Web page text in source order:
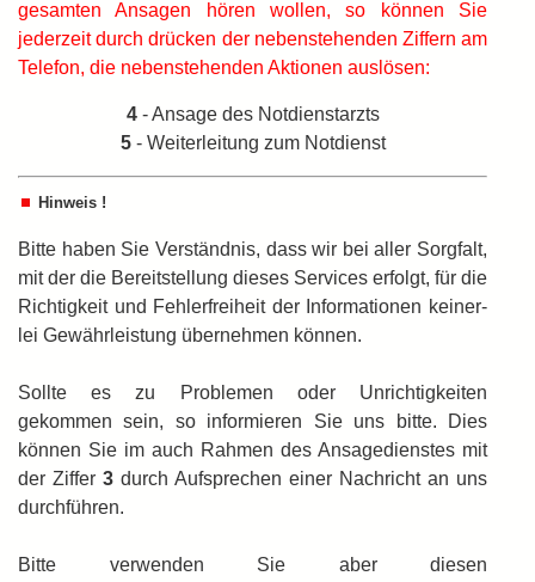
gesamten Ansagen hören wollen, so können Sie
jederzeit durch drücken der nebenstehenden Ziffern am
Telefon, die nebenstehenden Aktionen auslösen:
4- Ansage des Notdienstarzts
5- Weiterleitung zum Notdienst
Hinweis !
Bitte haben Sie Verständnis, dass wir bei aller Sorgfalt,
mit der die Bereitstellung dieses Services erfolgt, für die
Richtigkeit und Fehlerfreiheit der Informationen keiner­
lei Gewährleistung übernehmen können.
Sollte es zu Problemen oder Unrichtigkeiten
gekommen sein, so informieren Sie uns bitte. Dies
können Sie im auch Rahmen des Ansagedienstes mit
der Ziffer 3 durch Auf­sprechen einer Nachricht an uns
durch­führen.
Bitte verwenden Sie aber diesen